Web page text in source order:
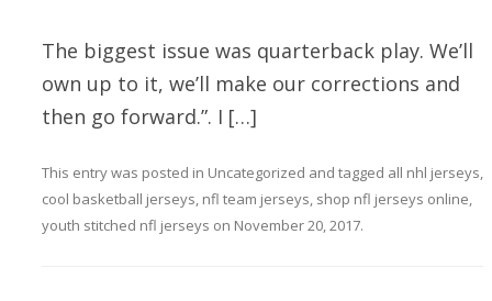
The biggest issue was quarterback play. We’ll
own up to it, we’ll make our corrections and
then go forward.”. I […]
This entry was posted in Uncategorized and tagged all nhl jerseys,
cool basketball jerseys, nfl team jerseys, shop nfl jerseys online,
youth stitched nfl jerseys on November 20, 2017.